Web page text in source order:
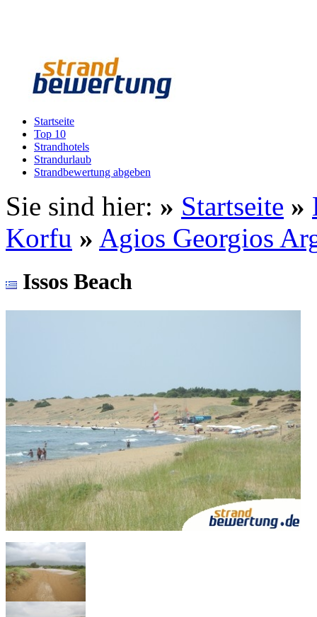
Startseite
Top 10
Strandhotels
Strandurlaub
Strandbewertung abgeben
Sie sind hier: » Startseite »
Korfu » Agios Georgios
Issos Beach